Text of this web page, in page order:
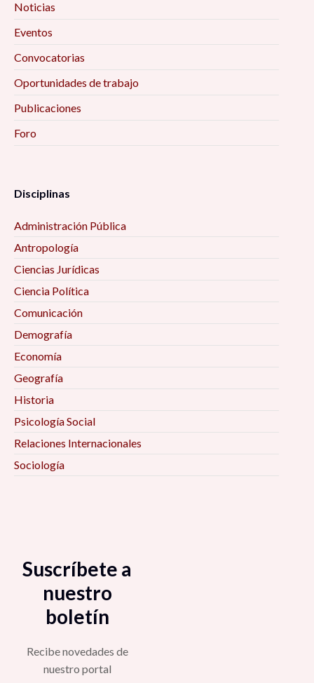
Noticias
Eventos
Convocatorias
Oportunidades de trabajo
Publicaciones
Foro
Disciplinas
Administración Pública
Antropología
Ciencias Jurídicas
Ciencia Política
Comunicación
Demografía
Economía
Geografía
Historia
Psicología Social
Relaciones Internacionales
Sociología
Suscríbete a
nuestro
boletín
Recibe novedades de
nuestro portal